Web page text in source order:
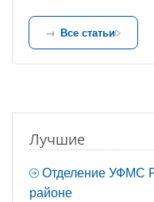
Все статьи
Лучшие
Отделение УФМС
районе